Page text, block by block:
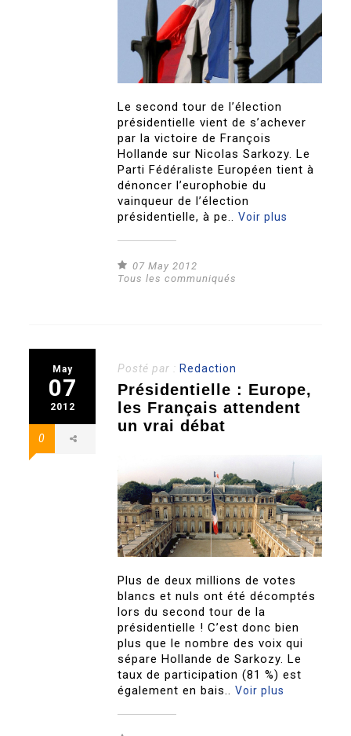
Le second tour de l’élection
présidentielle vient de s’achever
par la victoire de François
Hollande sur Nicolas Sarkozy. Le
Parti Fédéraliste Européen tient à
dénoncer l’europhobie du
vainqueur de l’élection
présidentielle, à pe..Voir plus
07 May 2012
Tous les communiqués
May
07
2012
0
Posté par : Redaction
Présidentielle : Europe,
les Français attendent
un vrai débat
Plus de deux millions de votes
blancs et nuls ont été décomptés
lors du second tour de la
présidentielle ! C’est donc bien
plus que le nombre des voix qui
sépare Hollande de Sarkozy. Le
taux de participation (81 %) est
également en bais..Voir plus